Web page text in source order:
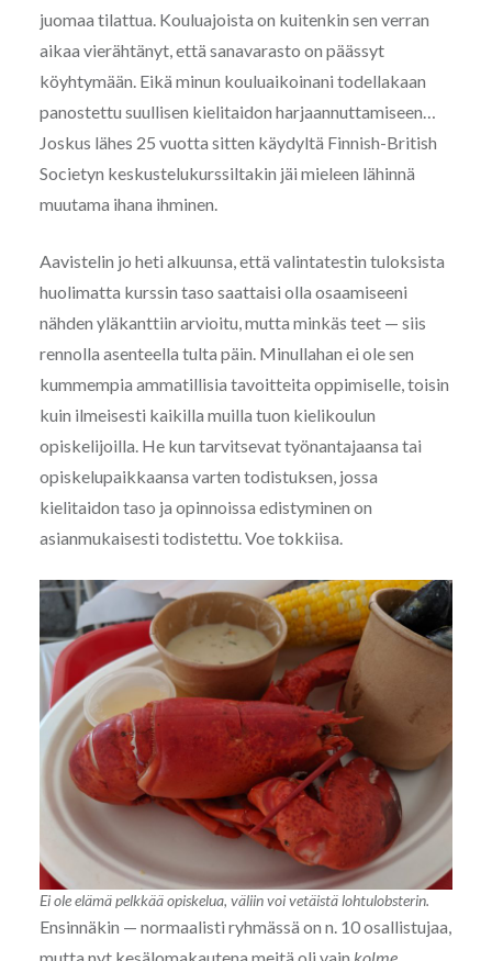
juomaa tilattua. Kouluajoista on kuitenkin sen verran
aikaa vierähtänyt, että sanavarasto on päässyt
köyhtymään. Eikä minun kouluaikoinani todellakaan
panostettu suullisen kielitaidon harjaannuttamiseen…
Joskus lähes 25 vuotta sitten käydyltä Finnish-British
Societyn keskustelukurssiltakin jäi mieleen lähinnä
muutama ihana ihminen.
Aavistelin jo heti alkuunsa, että valintatestin tuloksista
huolimatta kurssin taso saattaisi olla osaamiseeni
nähden yläkanttiin arvioitu, mutta minkäs teet — siis
rennolla asenteella tulta päin. Minullahan ei ole sen
kummempia ammatillisia tavoitteita oppimiselle, toisin
kuin ilmeisesti kaikilla muilla tuon kielikoulun
opiskelijoilla. He kun tarvitsevat työnantajaansa tai
opiskelupaikkaansa varten todistuksen, jossa
kielitaidon taso ja opinnoissa edistyminen on
asianmukaisesti todistettu. Voe tokkiisa.
Ei ole elämä pelkkää opiskelua, väliin voi vetäistä lohtulobsterin.
Ensinnäkin — normaalisti ryhmässä on n. 10 osallistujaa,